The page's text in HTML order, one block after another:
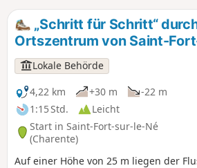
„Schritt für Schritt“
Ortszentrum von Saint-
Lokale Behörde
4,22 km
+30 m
-22 m
1:15 Std.
Leicht
Start in Saint-Fort-sur-le-Né
(Charente)
Auf einer Höhe von 25 m liegen der